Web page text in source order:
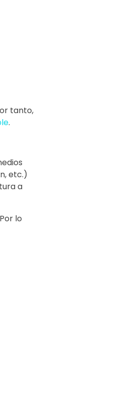
tanto,
.
etc.)
a
lo